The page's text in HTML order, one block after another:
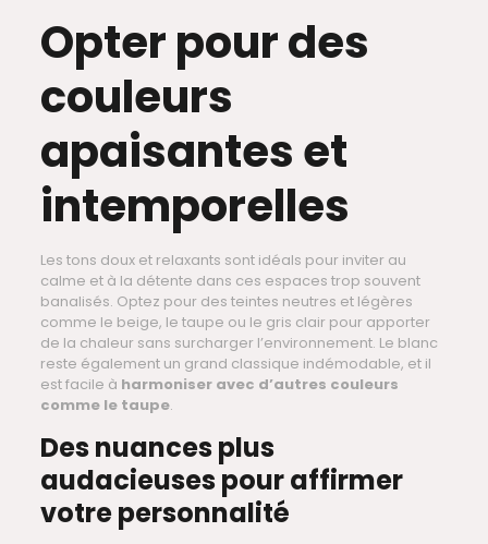
Opter pour des
couleurs
apaisantes et
intemporelles
Les tons doux et relaxants sont idéals pour inviter au
calme et à la détente dans ces espaces trop souvent
banalisés. Optez pour des teintes neutres et légères
comme le beige, le taupe ou le gris clair pour apporter
de la chaleur sans surcharger l’environnement. Le blanc
reste également un grand classique indémodable, et il
est facile à harmoniser avec d’autres couleurs
comme le taupe.
Des nuances plus
audacieuses pour affirmer
votre personnalité